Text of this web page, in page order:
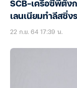
SCB-เครือซีพีตั้ง
เลนเนียมทำลีสซิ่ง
22 ก.ย. 64 17:39 น.